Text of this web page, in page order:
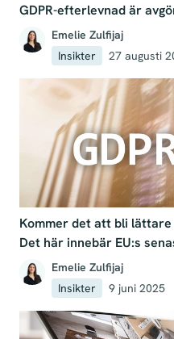
GDPR-efterlevnad är
Emelie Zulfijaj
Insikter
27 augusti
Kommer det att bli
Det här innebär EU:s
Emelie Zulfijaj
Insikter
9 juni 2025